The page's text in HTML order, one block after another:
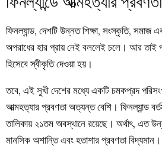
ফিনল্যান্ড, দেশটি উন্নত শিক্ষা, সংস্কৃতি, সমাজ
অপরাধের হার প্রায় নেই বললেই চলে। আর তাই
হিসেবে স্বীকৃতি দেওয়া হয়।
তবে, এই সুখী দেশের মধ্যে একটি চমকপ্রদ
আত্মহত্যার প্রবণতা অত্যন্ত বেশি। ফিনল্যান্ড
তালিকায় ২১তম অবস্থানে রয়েছে। অর্থাৎ, এত
মানসিক অশান্তি এবং হতাশার প্রবণতা বিদ্যমান।